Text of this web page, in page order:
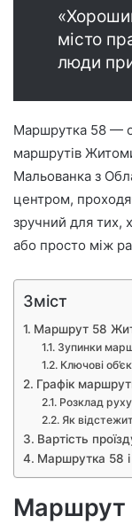
місто
люди
Маршрутка 58 —
маршрутів
Мальованка з
центром,
зручний для тих,
або просто між
Зміст
Маршрут 58
Зупинки
Ключові
Графік
Розклад руху
Як
Вартість
Маршрутка 58
Маршрут